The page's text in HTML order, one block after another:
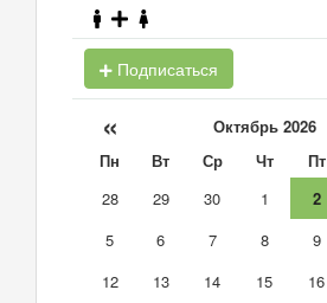
Подписаться
« Октябрь 2026
Пн Вт Ср Чт Пт
28
29 30 1 2
5
6 7 8 9
12
13 14 15 16